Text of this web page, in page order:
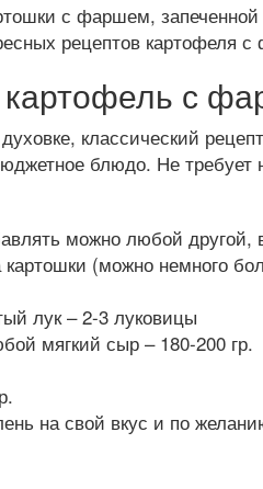
с фаршем, запеченной
рецептов картофеля
картофель с
классический
блюдо. Не требует
можно любой другой,
(можно немного
лук – 2-3 луковицы
мягкий сыр – 180-200 гр.
на свой вкус и по